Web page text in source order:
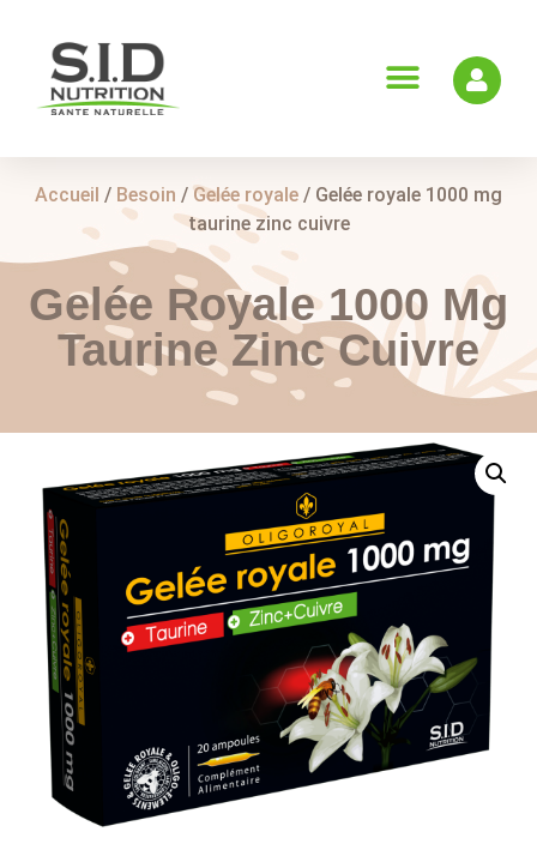
Accueil / Besoin / Gelée royale / Gelée royale 1000 mg
taurine zinc cuivre
Gelée Royale 1000 Mg
Taurine Zinc Cuivre